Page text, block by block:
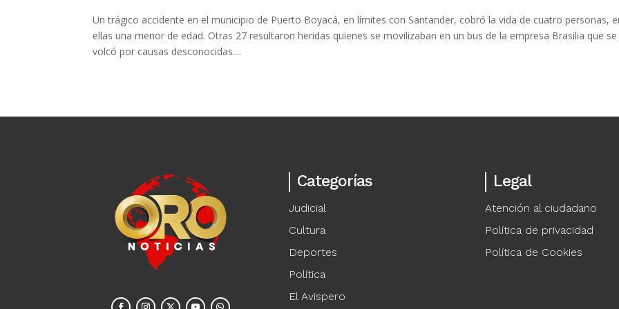
Un trágico accidente en el municipio de Puerto Boyacá, en límites con Santander, cobró la vida de cuatro personas,
ellas una menor de edad. Otras 27 resultaron heridas quienes se movilizaban en un bus de la empresa Brasilia que se
volcó por causas desconocidas....
Categorías
Judicial
Cultura
Deportes
Política
El Avispero
Legal
Atención al ciudadano
Política de privacidad
Política de Cookies